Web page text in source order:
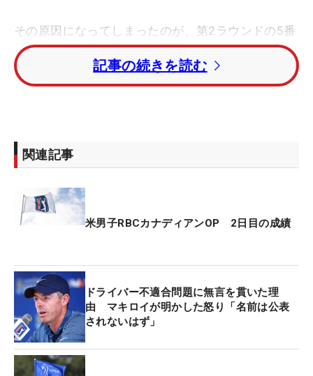
その原因になってしまったのが、第2ラウンドの5番
パー4。ティショットを右ラフに打ちこむと、残り
134ヤードの第2打が165ヤードと大きくオーバー
し、ボールはグリーンを取り囲んだギャラリーも越
から2パット。クアドラプルボギーの「８」と大叩
きした。
その後もショットが定まらずに8番でボギー。後半
に入っても10番でボギーを叩くと、11番パー3では
戻したが、時すでに遅し。前半「40」、後半も
「38」で「78」と崩れた。トータルスコアは9オー
バー。マキロイの下にはわずか4人しかいないとい
う撃沈ぶりで、大会3勝目はおろか決勝ラウンドに
進むことすらできなかった。
記事の続きを読む
関連記事
米男子RBCカナディアンOP 2日目の成績
ドライバー不適合問題に無言を貫いた理
由 マキロイが明かした怒り「名前は公表
されないはず」